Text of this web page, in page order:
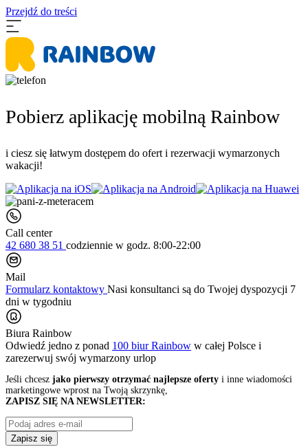
Przejdź do treści
Pobierz aplikację mobilną Rainbow
i ciesz się łatwym dostępem do ofert i rezerwacji wymarzonych
wakacji!
Call center
42 680 38 51 codziennie w godz. 8:00-22:00
Mail
Formularz kontaktowy Nasi konsultanci są do Twojej dyspozycji 7
dni w tygodniu
Biura Rainbow
Odwiedź jedno z ponad 100 biur Rainbow w całej Polsce i
zarezerwuj swój wymarzony urlop
Jeśli chcesz jako pierwszy otrzymać najlepsze oferty i inne wiadomości
marketingowe wprost na Twoją skrzynkę,
ZAPISZ SIĘ NA NEWSLETTER:
Zapisz się